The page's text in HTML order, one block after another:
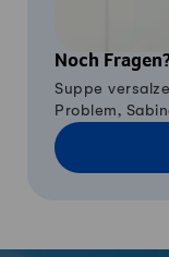
Noch
Suppe
Problem,